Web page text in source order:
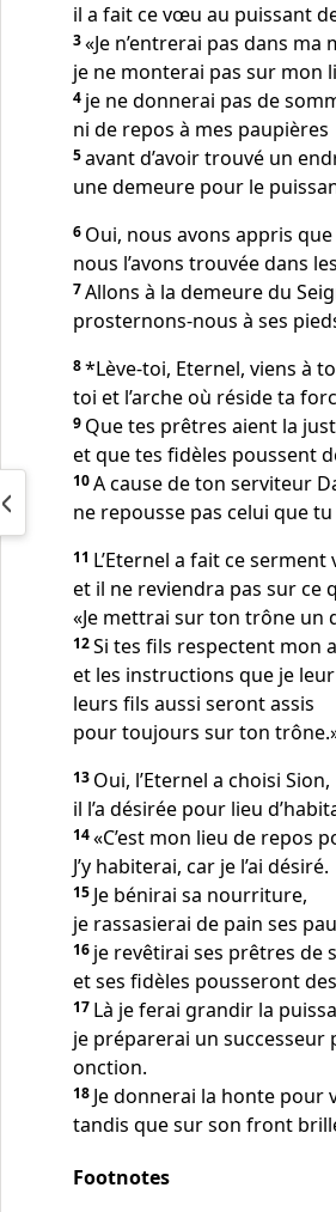
il a fait ce vœu au puissant
3«Je n’entrerai pas dans ma
je ne monterai pas sur mon
4 je ne donnerai pas de
ni de repos à mes paupières
5avant d’avoir trouvé un
une demeure pour le
6 Oui, nous avons appris
nous l’avons trouvée dans
7Allons à la demeure du
prosternons-nous à ses
8*Lève-toi, Eternel, viens à
toi et l’arche où réside ta
9 Que tes prêtres aient la
et que tes fidèles poussent
10A cause de ton serviteur
ne repousse pas celui que
11 L’Eternel a fait ce
et il ne reviendra pas sur ce
«Je mettrai sur ton trône un
12Si tes fils respectent mon
et les instructions que je
leurs fils aussi seront assis
pour toujours sur ton
13 Oui, l’Eternel a choisi Sion,
il l’a désirée pour lieu
14«C’est mon lieu de repos
J’y habiterai, car je l’ai désiré.
15 Je bénirai sa nourriture,
je rassasierai de pain ses
16 je revêtirai ses prêtres de
et ses fidèles pousseront
17 Là je ferai grandir la
je préparerai un successeur
onction.
18 Je donnerai la honte pour
tandis que sur son front
Footnotes